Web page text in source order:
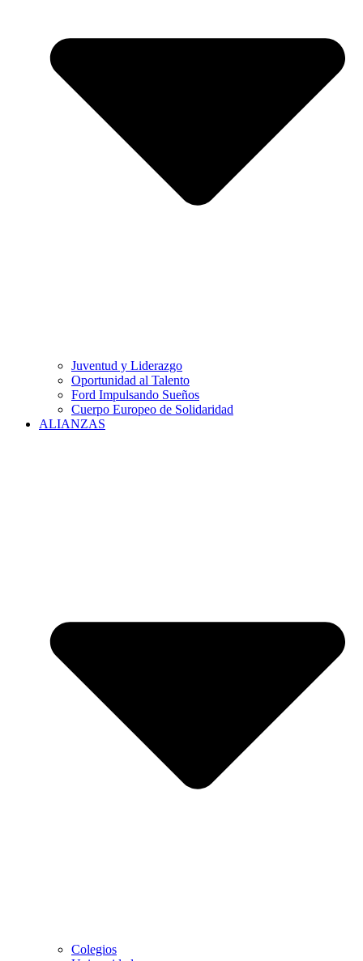
Juventud y Liderazgo
Oportunidad al Talento
Ford Impulsando Sueños
Cuerpo Europeo de Solidaridad
ALIANZAS
Colegios